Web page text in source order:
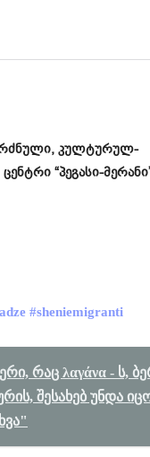
კულტურულ-
“პეგასი-
#sheniemigranti
რაც λαγάνα - ს,
შესახებ უნდა